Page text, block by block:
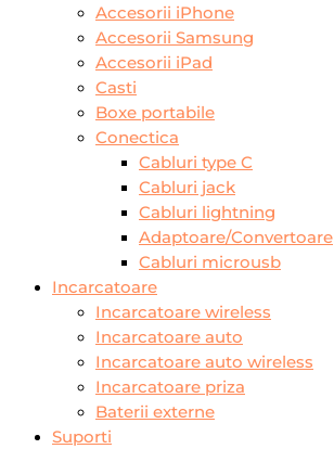
Accesorii iPhone
Accesorii Samsung
Accesorii iPad
Casti
Boxe portabile
Conectica
Cabluri type C
Cabluri jack
Cabluri lightning
Adaptoare/Convertoare
Cabluri microusb
Incarcatoare
Incarcatoare wireless
Incarcatoare auto
Incarcatoare auto wireless
Incarcatoare priza
Baterii externe
Suporti